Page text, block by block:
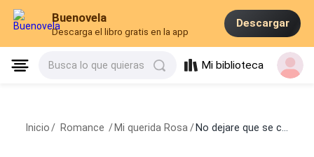
Buenovela
Descarga el libro gratis en la app
Descargar
Busca lo que quieras Mi biblioteca
Inicio / Romance / Mi querida Rosa / No dejare que se case con otro